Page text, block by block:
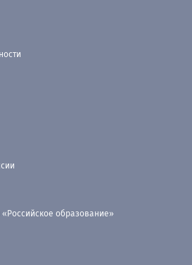
образование»